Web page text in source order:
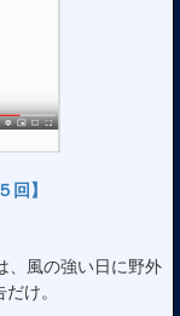
回】
、風の強い日に野外
け。